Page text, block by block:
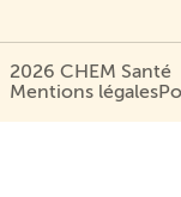
2026 CHEM Santé
Mentions légales